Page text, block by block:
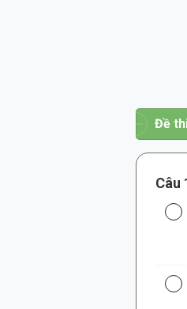
Đề
Câu